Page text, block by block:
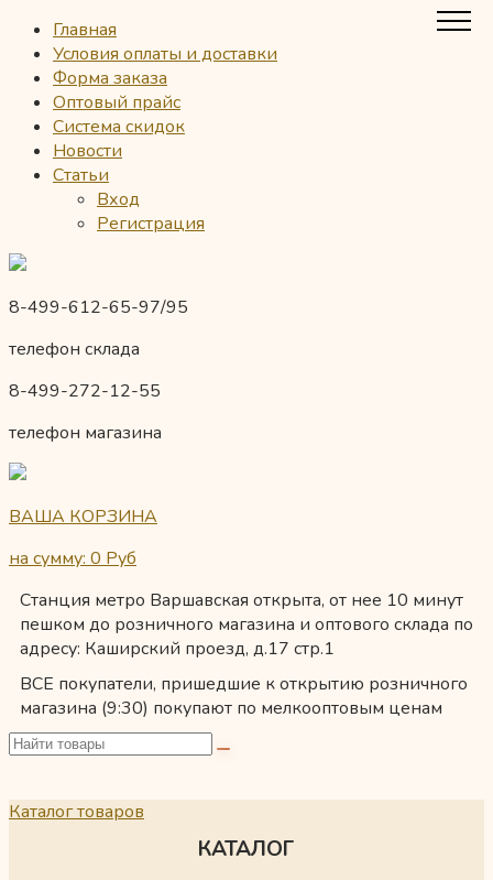
Главная
Условия оплаты и доставки
Форма заказа
Оптовый прайс
Система скидок
Новости
Статьи
Вход
Регистрация
8-499-612-65-97/95
телефон склада
8-499-272-12-55
телефон магазина
ВАША КОРЗИНА
на сумму: 0 Руб
Станция метро Варшавская открыта, от нее 10 минут
пешком до розничного магазина и оптового склада по
адресу: Каширский проезд, д.17 стр.1
ВСЕ покупатели, пришедшие к открытию розничного
магазина (9:30) покупают по мелкооптовым ценам
Каталог товаров
КАТАЛОГ